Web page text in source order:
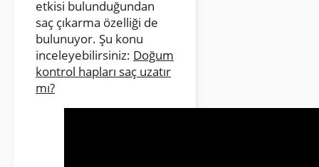
etkisi bulunduğundan
saç çıkarma özelliği de
bulunuyor. Şu konu
inceleyebilirsiniz: Doğum
kontrol hapları saç uzatır
mı?